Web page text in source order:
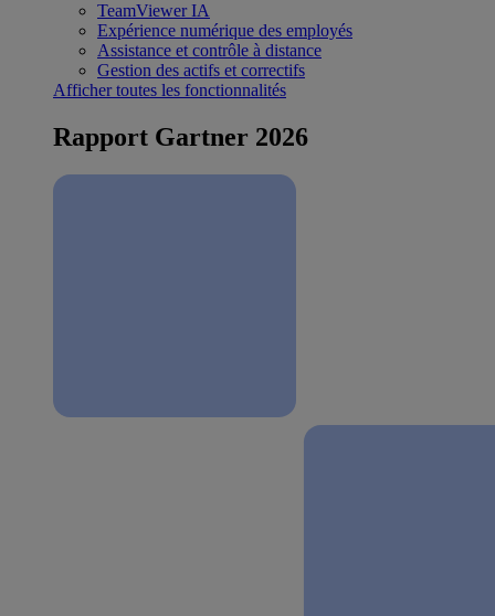
TeamViewer IA
Expérience numérique des employés
Assistance et contrôle à distance
Gestion des actifs et correctifs
Afficher toutes les fonctionnalités
Rapport Gartner 2026